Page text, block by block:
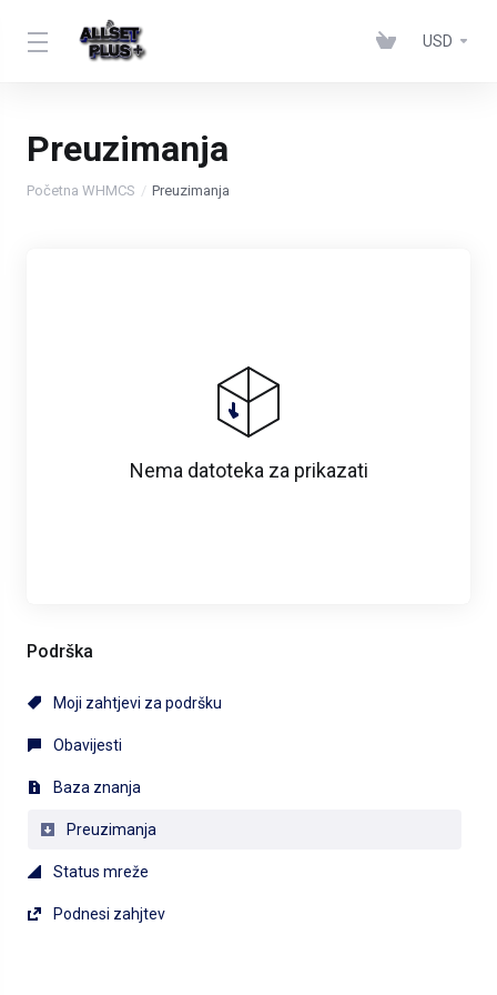
USD
Preuzimanja
Početna WHMCS Preuzimanja
Podrška
Moji zahtjevi za podršku
Obavijesti
Baza znanja
Preuzimanja
Status mreže
Podnesi zahjtev
Nema datoteka za prikazati